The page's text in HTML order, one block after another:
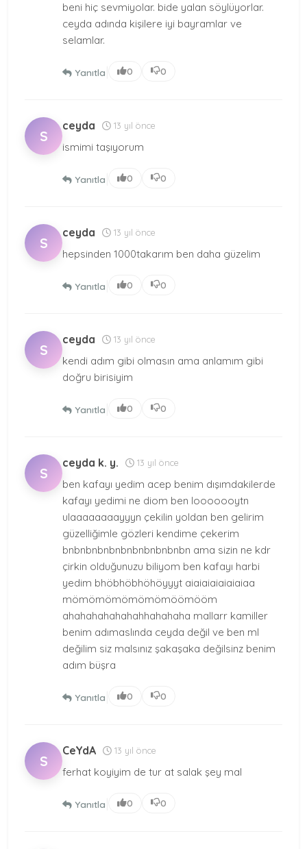
beni hiç sevmiyolar. bide yalan söylüyorlar.
ceyda adında kişilere iyi bayramlar ve
selamlar.
Yanıtla 0 0
S
ceyda 13 yıl önce
ismimi taşıyorum
Yanıtla 0 0
S
ceyda 13 yıl önce
hepsinden 1000takarım ben daha güzelim
Yanıtla 0 0
S
ceyda 13 yıl önce
kendi adım gibi olmasın ama anlamım gibi
doğru birisiyim
Yanıtla 0 0
S
ceyda k. y. 13 yıl önce
ben kafayı yedim acep benim dışımdakilerde
kafayı yedimi ne diom ben looooooytn
ulaaaaaaaayyyn çekilin yoldan ben gelirim
güzelliğimle gözleri kendime çekerim
bnbnbnbnbnbnbnbnbnbnbn ama sizin ne kdr
çirkin olduğunuzu biliyom ben kafayı harbi
yedim bhöbhöbhöhöyyyt aiaiaiaiaiaiaiaa
mömömömömömömöömööm
ahahahahahahahhahahaha mallarr kamiller
benim adımaslında ceyda değil ve ben ml
değilim siz malsınız şakaşaka değilsinz benim
adım büşra
Yanıtla 0 0
S
CeYdA 13 yıl önce
ferhat koyiyim de tur at salak şey mal
Yanıtla 0 0